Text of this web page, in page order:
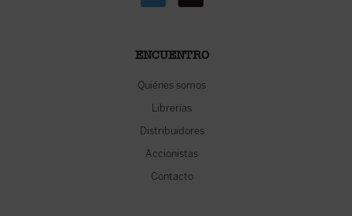
ENCUENTRO
Quiénes somos
Librerías
Distribuidores
Accionistas
Contacto